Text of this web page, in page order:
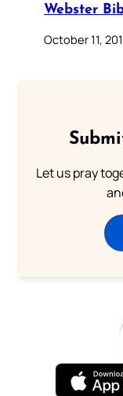
Webster
October 11,
Let us pray